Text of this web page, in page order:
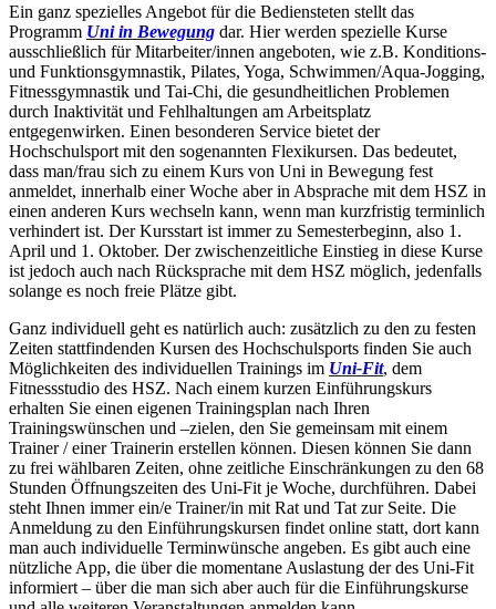
Ein ganz spezielles Angebot für die Bediensteten stellt das
Programm Uni in Bewegung dar. Hier werden spezielle Kurse
ausschließlich für Mitarbeiter/innen angeboten, wie z.B. Konditions-
und Funktionsgymnastik, Pilates, Yoga, Schwimmen/Aqua-Jogging,
Fitnessgymnastik und Tai-Chi, die gesundheitlichen Problemen
durch Inaktivität und Fehlhaltungen am Arbeitsplatz
entgegenwirken. Einen besonderen Service bietet der
Hochschulsport mit den sogenannten Flexikursen. Das bedeutet,
dass man/frau sich zu einem Kurs von Uni in Bewegung fest
anmeldet, innerhalb einer Woche aber in Absprache mit dem HSZ in
einen anderen Kurs wechseln kann, wenn man kurzfristig terminlich
verhindert ist. Der Kursstart ist immer zu Semesterbeginn, also 1.
April und 1. Oktober. Der zwischenzeitliche Einstieg in diese Kurse
ist jedoch auch nach Rücksprache mit dem HSZ möglich, jedenfalls
solange es noch freie Plätze gibt.
Ganz individuell geht es natürlich auch: zusätzlich zu den zu festen
Zeiten stattfindenden Kursen des Hochschulsports finden Sie auch
Möglichkeiten des individuellen Trainings im Uni-Fit, dem
Fitnessstudio des HSZ. Nach einem kurzen Einführungskurs
erhalten Sie einen eigenen Trainingsplan nach Ihren
Trainingswünschen und –zielen, den Sie gemeinsam mit einem
Trainer / einer Trainerin erstellen können. Diesen können Sie dann
zu frei wählbaren Zeiten, ohne zeitliche Einschränkungen zu den 68
Stunden Öffnungszeiten des Uni-Fit je Woche, durchführen. Dabei
steht Ihnen immer ein/e Trainer/in mit Rat und Tat zur Seite. Die
Anmeldung zu den Einführungskursen findet online statt, dort kann
man auch individuelle Terminwünsche angeben. Es gibt auch eine
nützliche App, die über die momentane Auslastung der des Uni-Fit
informiert – über die man sich aber auch für die Einführungskurse